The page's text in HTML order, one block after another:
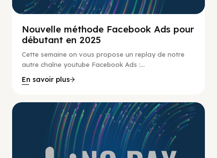
Nouvelle méthode Facebook Ads pour
débutant en 2025
Cette semaine on vous propose un replay de notre
autre chaîne youtube Facebook Ads :...
En savoir plus
No Pay No Play